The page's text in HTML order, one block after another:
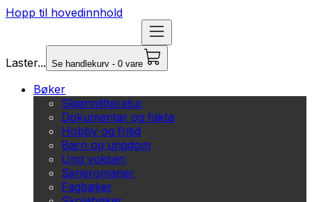
Hopp til hovedinnhold
Laster... Se handlekurv - 0 vare
Bøker
Skjønnlitteratur
Dokumentar og fakta
Hobby og fritid
Barn og ungdom
Ung voksen
Serieromaner
Fagbøker